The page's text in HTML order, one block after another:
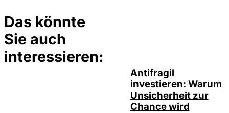
Das könnte
Sie auch
interessieren:
Antifragil
investieren: Warum
Unsicherheit zur
Chance wird